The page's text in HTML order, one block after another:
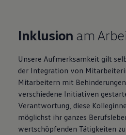
Inklusion am
Unsere Aufmerksamkeit gilt
der Integration von
Mitarbeitern mit
verschiedene Initiativen
Verantwortung, diese
möglichst ihr ganzes
wertschöpfenden Tätigkeiten